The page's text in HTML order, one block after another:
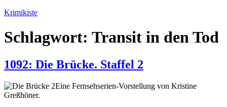
Zum
springen
Krimikiste
Schlagwort: Transit in den Tod
1092: Die Brücke. Staffel 2
Eine Fernsehserien-Vorstellung von Kristine
Greßhöner.